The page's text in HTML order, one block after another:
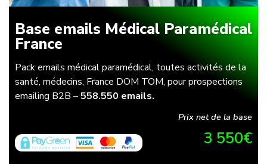
Base emails Médical Paramédical
France
Pack emails médical paramédical, toutes activités de la
santé, médecins, France DOM TOM, pour prospections
emailing B2B –558.550 emails.
Prix net de la base
3 550€